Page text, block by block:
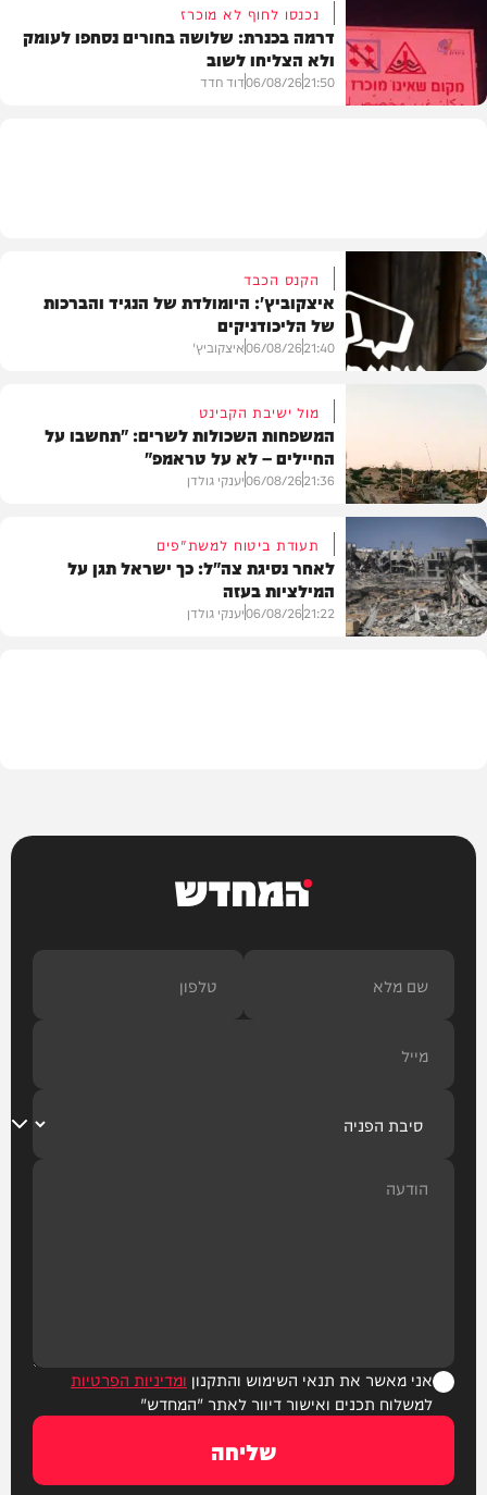
בעולם
נכנסו לחוף לא מוכרז
דרמה בכנרת: שלושה בחורים נסחפו לעומק
ולא הצליחו לשוב
21:50
06/08/26דוד חדד
חדשות
הקנס הכבד
איצקוביץ': היומולדת של הנגיד והברכות
של הליכודניקים
21:40
06/08/26איצקוביץ'
צבא וביטחון
מול ישיבת הקבינט
המשפחות השכולות לשרים: "תחשבו על
החיילים – לא על טראמפ"
21:36
06/08/26יענקי גולדן
תעודת ביטוח למשת"פים
לאחר נסיגת צה"ל: כך ישראל תגן על
המילציות בעזה
21:22
06/08/26יענקי גולדן
המחדש
אני מאשר את תנאי השימוש והתקנון ומדיניות הפרטיות
למשלוח תכנים ואישור דיוור לאתר "המחדש"
שליחה